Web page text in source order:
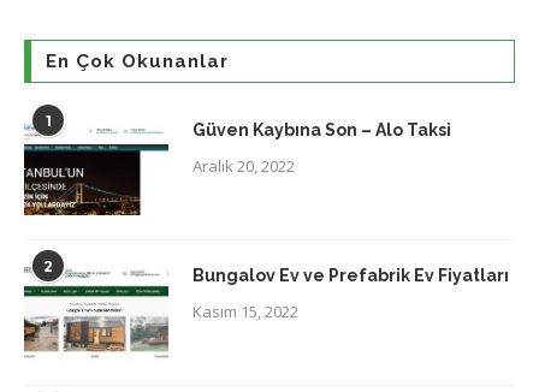
En Çok Okunanlar
1 Güven Kaybına Son – Alo Taksi
Aralık 20, 2022
2 Bungalov Ev ve Prefabrik Ev Fiyatları
Kasım 15, 2022